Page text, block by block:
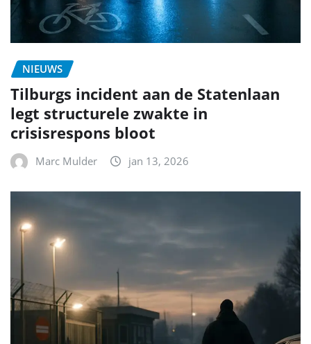
NIEUWS
Tilburgs incident aan de Statenlaan
legt structurele zwakte in
crisisrespons bloot
Marc Mulder jan 13, 2026